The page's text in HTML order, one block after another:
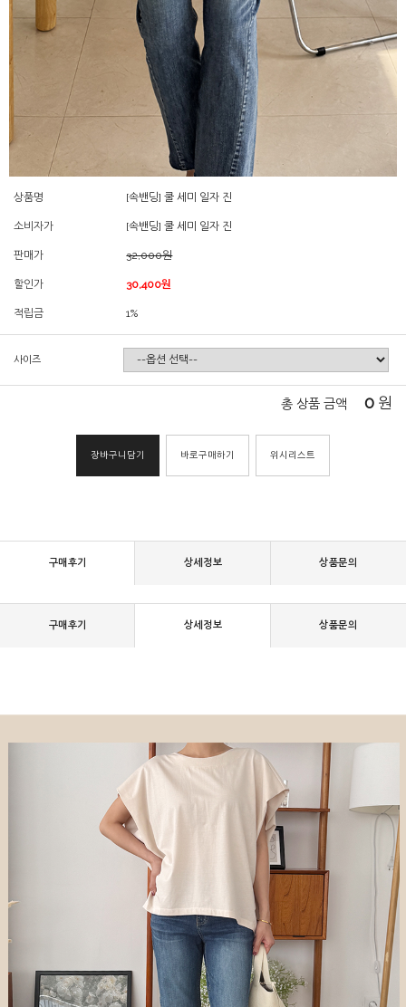
상품명 [속밴딩] 쿨 세미 일자 진
소비자가 [속밴딩] 쿨 세미 일자 진
판매가 32,000원
할인가 30,400원
적립금 1%
사이즈
총 상품 금액 0 원
장바구니담기 바로구매하기 위시리스트
구매후기 상세정보 상품문의
구매후기 상세정보 상품문의